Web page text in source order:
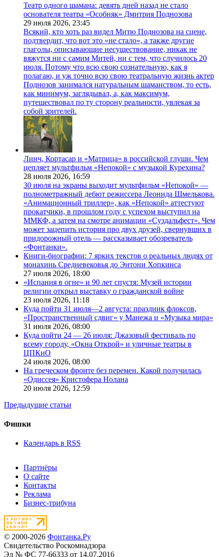
Театр одного шамана: девять дней назад не стало
основателя театра «Особняк» Дмитрия Поднозова
29 июля 2026, 23:45
Всякий, кто хоть раз видел Митю Поднозова на сцене,
подтвердит, что вот это «не стало», а также другие
глаголы, описывающие несуществование, никак не
вяжутся ни с самим Митей, ни с тем, что случилось 20
июля. Потому что всю свою сознательную, как я
полагаю, и уж точно всю свою театральную жизнь актер
Поднозов занимался натуральным шаманством, то есть,
как минимум, заглядывал, а, как максимум,
путешествовал по ту сторону реальности, увлекая за
собой зрителей.
Линч, Кортасар и «Матрица» в российской глуши. Чем
цепляет мультфильм «Непокой» с музыкой Курехина?
28 июля 2026, 16:59
30 июля на экраны выходит мультфильм «Непокой» —
полнометражный дебют режиссера Леонида Шмелькова.
«Анимационный триллер», как «Непокой» аттестуют
прокатчики, в прошлом году с успехом выступил на
ММКФ, а затем на смотре анимации «Суздальфест». Чем
может зацепить история про двух друзей, свернувших в
придорожный отель — рассказывает обозреватель
«Фонтанки».
Книги-биографии: 7 ярких текстов о реальных людях от
монахинь Средневековья до Энтони Хопкинса
27 июля 2026, 18:00
«Испания в огне» и 90 лет спустя: Музей истории
религии открыл выставку о гражданской войне
23 июля 2026, 11:18
Куда пойти 31 июля—2 августа: праздник флоксов,
«Пространственный сдвиг» у Манежа и «Музыка мира»
31 июля 2026, 08:00
Куда пойти 24 — 26 июля: Джазовый фестиваль по
всему городу, «Окна Открой» и уличные театры в
ЦПКиО
24 июля 2026, 08:00
На греческом фронте без перемен. Какой получилась
«Одиссея» Кристофера Нолана
20 июля 2026, 12:59
Предыдущие статьи
Фишки
Календарь в RSS
Партнёры
О сайте
Контакты
Реклама
Бизнес-трибуна
© 2000-2026 Фонтанка.Ру
Свидетельство Роскомнадзора
Эл № ФС 77-66333 от 14.07.2016